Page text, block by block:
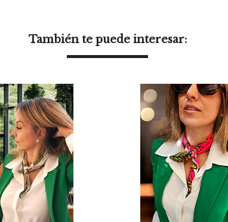
También te puede interesar: